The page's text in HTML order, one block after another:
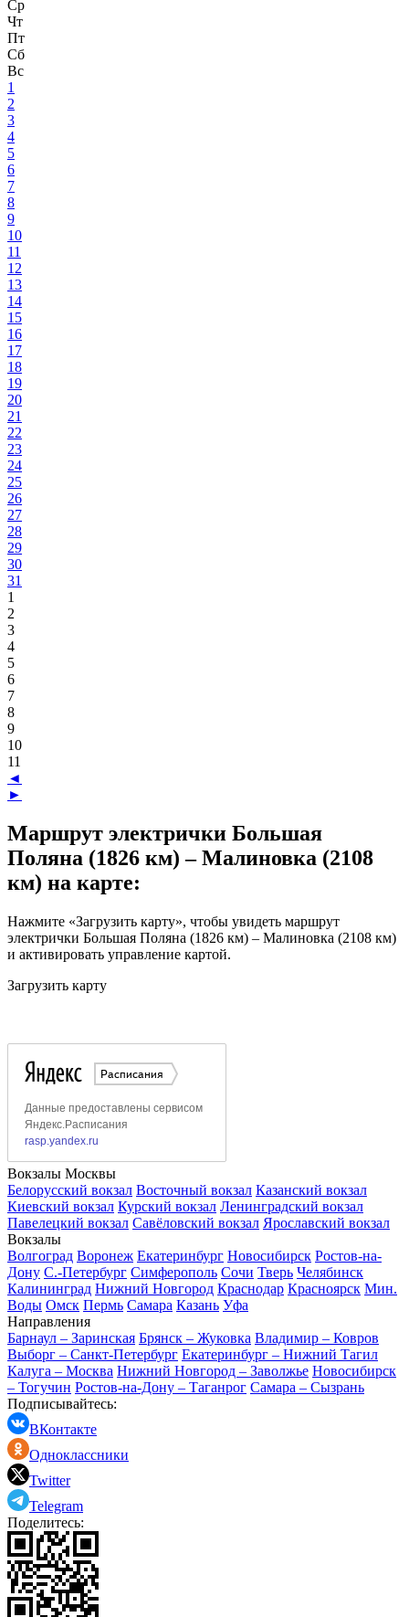
Ср
Чт
Пт
Сб
Вс
1
2
3
4
5
6
7
8
9
10
11
12
13
14
15
16
17
18
19
20
21
22
23
24
25
26
27
28
29
30
31
1
2
3
4
5
6
7
8
9
10
11
◄
►
Маршрут электрички Большая
Поляна (1826 км) – Малиновка (2108
км) на карте:
Нажмите «Загрузить карту», чтобы увидеть маршрут
электрички Большая Поляна (1826 км) – Малиновка (2108 км)
и активировать управление картой.
Загрузить карту
Вокзалы Москвы
Белорусский вокзал Восточный вокзал Казанский вокзал
Киевский вокзал Курский вокзал Ленинградский вокзал
Павелецкий вокзал Савёловский вокзал Ярославский вокзал
Вокзалы
Волгоград Воронеж Екатеринбург Новосибирск Ростов-на-
Дону С.-Петербург Симферополь Сочи Тверь Челябинск
Калининград Нижний Новгород Краснодар Красноярск Мин.
Воды Омск Пермь Самара Казань Уфа
Направления
Барнаул – Заринская Брянск – Жуковка Владимир – Ковров
Выборг – Санкт-Петербург Екатеринбург – Нижний Тагил
Калуга – Москва Нижний Новгород – Заволжье Новосибирск
– Тогучин Ростов-на-Дону – Таганрог Самара – Сызрань
Подписывайтесь:
ВКонтакте
Одноклассники
Twitter
Telegram
Поделитесь: